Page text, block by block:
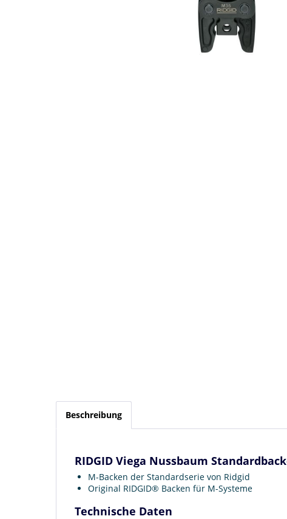
Beschreibung
RIDGID Viega Nussbaum
M-Backen der Standardserie von Ridgid
Original RIDGID® Backen für M-Systeme
Technische Daten